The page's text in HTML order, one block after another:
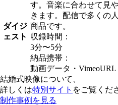
ダイジ
ェスト
す。音楽に合わせて見
きます。配信で多くの
商品です。
収録時間：
3分〜5分
納品携帯：
動画データ・VimeoURL
結婚式映像について、
詳しくは特別サイト をご覧くだ
制作事例を見る